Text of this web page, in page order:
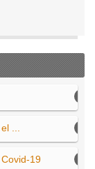
...
19